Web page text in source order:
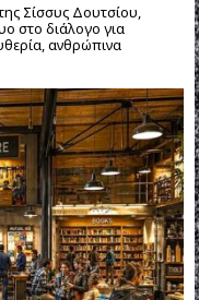
Σίσσυς Δουτσίου,
στο διάλογο για
ανθρώπινα